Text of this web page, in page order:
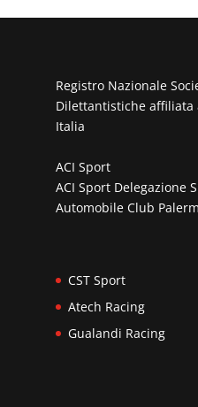
Registro Nazionale
Dilettantistiche affiliata
Italia
ACI Sport
ACI Sport Delegazione
Automobile Club
CST Sport
Atech Racing
Gualandi Racing